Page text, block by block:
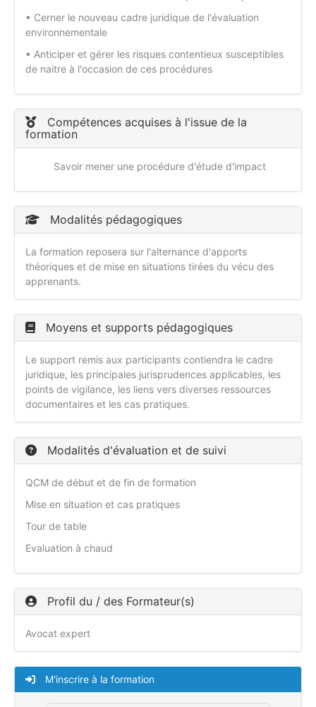
• Cerner le nouveau cadre juridique de l'évaluation
environnementale
• Anticiper et gérer les risques contentieux susceptibles
de naitre à l'occasion de ces procédures
Compétences acquises à l'issue de la
formation
Savoir mener une procédure d'étude d'impact
Modalités pédagogiques
La formation reposera sur l'alternance d'apports
théoriques et de mise en situations tirées du vécu des
apprenants.
Moyens et supports pédagogiques
Le support remis aux participants contiendra le cadre
juridique, les principales jurisprudences applicables, les
points de vigilance, les liens vers diverses ressources
documentaires et les cas pratiques.
Modalités d'évaluation et de suivi
QCM de début et de fin de formation
Mise en situation et cas pratiques
Tour de table
Evaluation à chaud
Profil du / des Formateur(s)
Avocat expert
M'inscrire à la formation